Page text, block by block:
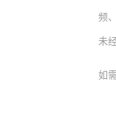
频
未
如